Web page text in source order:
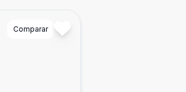
Comparar